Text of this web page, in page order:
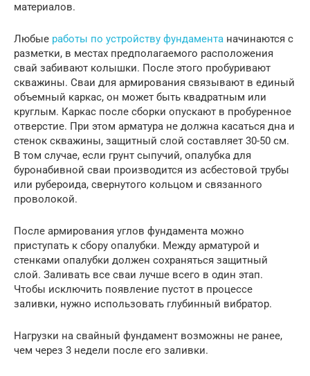
материалов.
Любые работы по устройству фундамента начинаются с
разметки, в местах предполагаемого расположения
свай забивают колышки. После этого пробуривают
скважины. Сваи для армирования связывают в единый
объемный каркас, он может быть квадратным или
круглым. Каркас после сборки опускают в пробуренное
отверстие. При этом арматура не должна касаться дна и
стенок скважины, защитный слой составляет 30-50 см.
В том случае, если грунт сыпучий, опалубка для
буронабивной сваи производится из асбестовой трубы
или рубероида, свернутого кольцом и связанного
проволокой.
После армирования углов фундамента можно
приступать к сбору опалубки. Между арматурой и
стенками опалубки должен сохраняться защитный
слой. Заливать все сваи лучше всего в один этап.
Чтобы исключить появление пустот в процессе
заливки, нужно использовать глубинный вибратор.
Нагрузки на свайный фундамент возможны не ранее,
чем через 3 недели после его заливки.